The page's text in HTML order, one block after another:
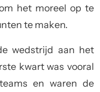
het moreel op te
te maken.
wedstrijd aan het
kwart was vooral
en waren de